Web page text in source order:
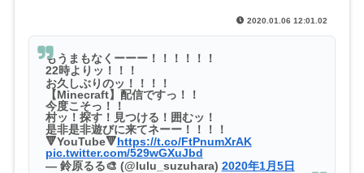
2020.01.06 12:01.02
もうまもなくーーー！！！！！！
22時よりッ！！！
お久しぶりのッ！！！！
【Minecraft】配信ですっ！！
今度こそっ！！
村ッ！探す！見つける！囲むッ！
是非是非遊びに来てネーー！！！！
🔻YouTube🔻https://t.co/FtPnumXrAK
pic.twitter.com/529wGXuJbd
— 鈴原るる🎨 (@lulu_suzuhara) 2020年1月5日